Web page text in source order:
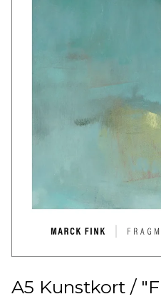
A5 Kunstkort /